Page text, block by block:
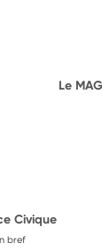
Le
Civique
bref